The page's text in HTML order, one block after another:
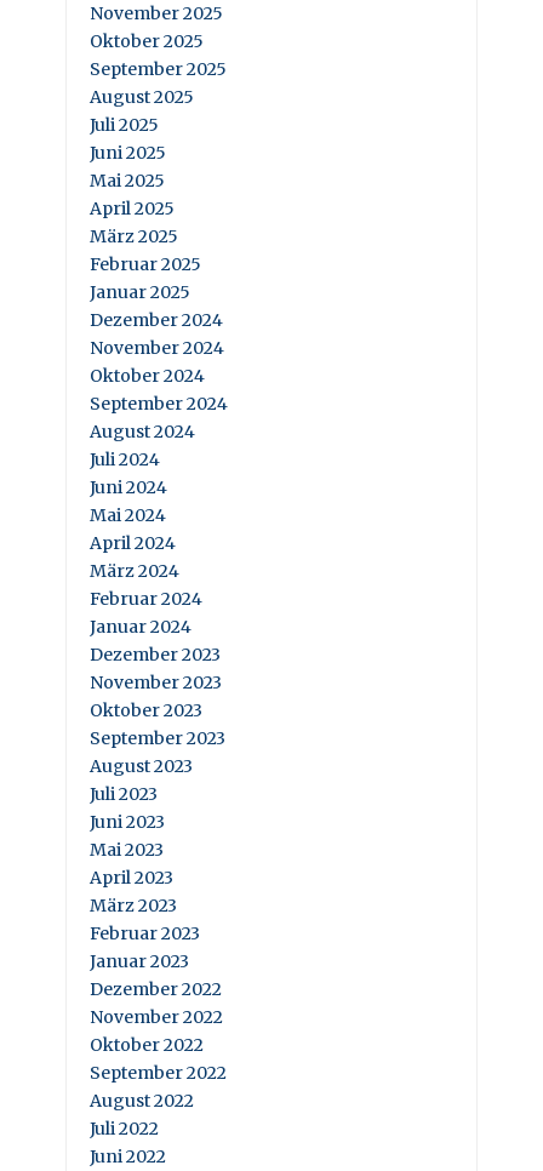
November 2025
Oktober 2025
September 2025
August 2025
Juli 2025
Juni 2025
Mai 2025
April 2025
März 2025
Februar 2025
Januar 2025
Dezember 2024
November 2024
Oktober 2024
September 2024
August 2024
Juli 2024
Juni 2024
Mai 2024
April 2024
März 2024
Februar 2024
Januar 2024
Dezember 2023
November 2023
Oktober 2023
September 2023
August 2023
Juli 2023
Juni 2023
Mai 2023
April 2023
März 2023
Februar 2023
Januar 2023
Dezember 2022
November 2022
Oktober 2022
September 2022
August 2022
Juli 2022
Juni 2022